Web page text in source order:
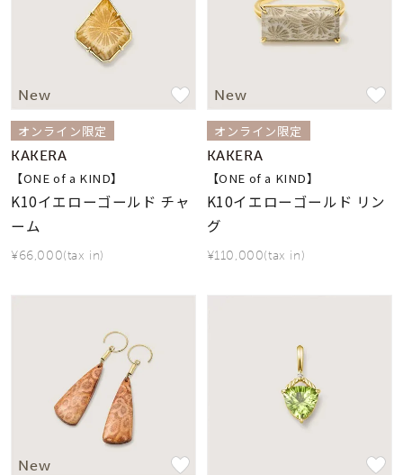
New
オンライン限定
KAKERA
【ONE of a KIND】
K10イエローゴールド チャ
ーム
¥66,000(tax in)
New
オンライン限定
KAKERA
【ONE of a KIND】
K10イエローゴールド リン
グ
¥110,000(tax in)
New